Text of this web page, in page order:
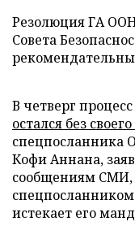
Резолюция ГА
Совета
В четверг
остался без
спецпосланника
Кофи Аннана,
сообщениям СМИ,
спецпосланником
истекает его